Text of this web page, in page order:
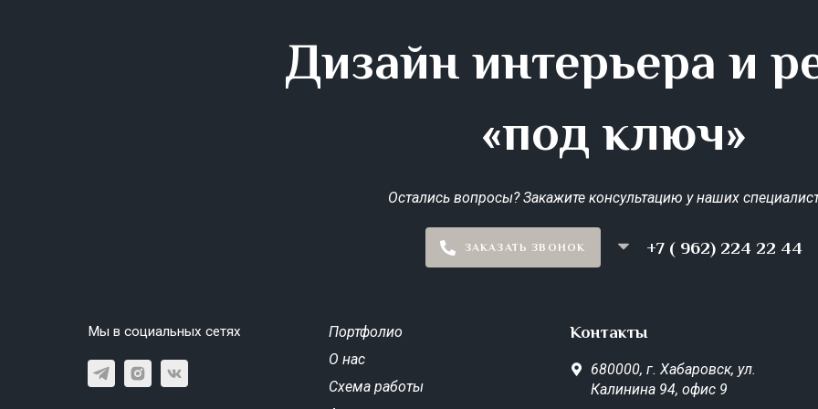
Дизайн интерьера и
«под ключ»
Остались вопросы? Закажите консультацию у наших
ЗАКАЗАТЬ ЗВОНОК +7 ( 962) 224 22 44
Мы в социальных сетях
Портфолио
О нас
Схема работы
Контакты
680000, г. Хабаровск, ул.
Калинина 94, офис 9